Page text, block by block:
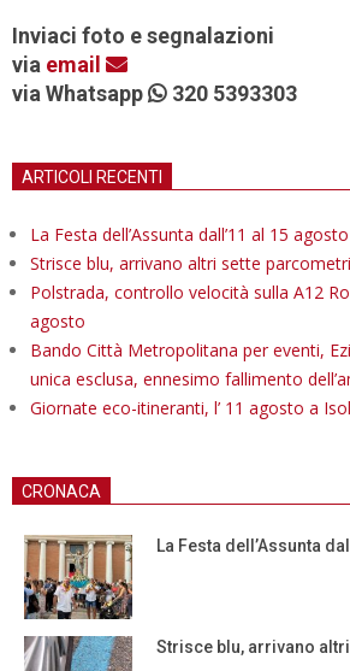
Inviaci foto e segnalazioni
via email
via Whatsapp
320 5393303
ARTICOLI RECENTI
La Festa dell’Assunta dall’11 al 15 agosto
Strisce blu, arrivano altri sette parcometri
Polstrada, controllo velocità sulla A12
agosto
Bando Città Metropolitana per eventi,
unica esclusa, ennesimo fallimento
Giornate eco-itineranti, l’ 11 agosto a
CRONACA
La Festa dell’Assunta
Strisce blu, arrivano